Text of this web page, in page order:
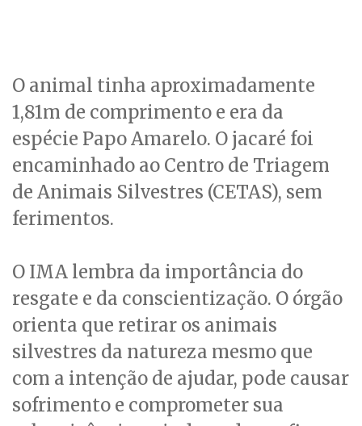
O animal tinha aproximadamente
1,81m de comprimento e era da
espécie Papo Amarelo. O jacaré foi
encaminhado ao Centro de Triagem
de Animais Silvestres (CETAS), sem
ferimentos.
O IMA lembra da importância do
resgate e da conscientização. O órgão
orienta que retirar os animais
silvestres da natureza mesmo que
com a intenção de ajudar, pode causar
sofrimento e comprometer sua